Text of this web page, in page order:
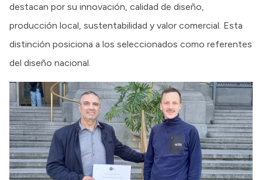
destacan por su innovación, calidad de diseño,
producción local, sustentabilidad y valor comercial. Esta
distinción posiciona a los seleccionados como referentes
del diseño nacional.